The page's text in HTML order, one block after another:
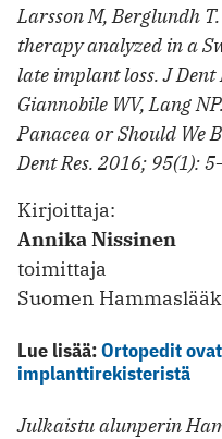
Larsson M, Berglundh
therapy analyzed in a
late implant loss. J Dent
Giannobile WV, Lang
Panacea or Should We
Dent Res. 2016; 95(1):
Kirjoittaja:
Annika Nissinen
toimittaja
Suomen
Lue lisää:Ortopedit
implanttirekisteristä
Julkaistu alunperin